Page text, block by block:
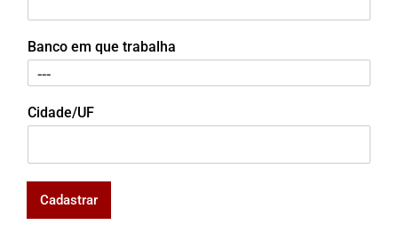
Banco em que trabalha
Cidade/UF
Cadastrar